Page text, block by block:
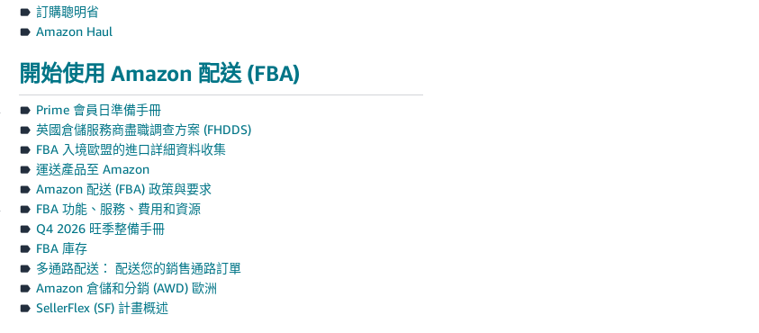
訂購聰明省
Amazon Haul
開始使用 Amazon 配送 (FBA)
Prime 會員日準備手冊
英國倉儲服務商盡職調查方案 (FHDDS)
FBA 入境歐盟的進口詳細資料收集
運送產品至 Amazon
Amazon 配送 (FBA) 政策與要求
FBA 功能、服務、費用和資源
Q4 2026 旺季整備手冊
FBA 庫存
多通路配送： 配送您的銷售通路訂單
Amazon 倉儲和分銷 (AWD) 歐洲
SellerFlex (SF) 計畫概述